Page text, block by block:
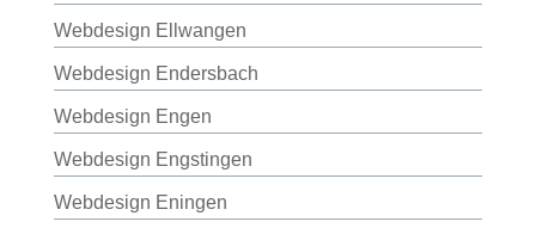
Webdesign Ellwangen
Webdesign Endersbach
Webdesign Engen
Webdesign Engstingen
Webdesign Eningen